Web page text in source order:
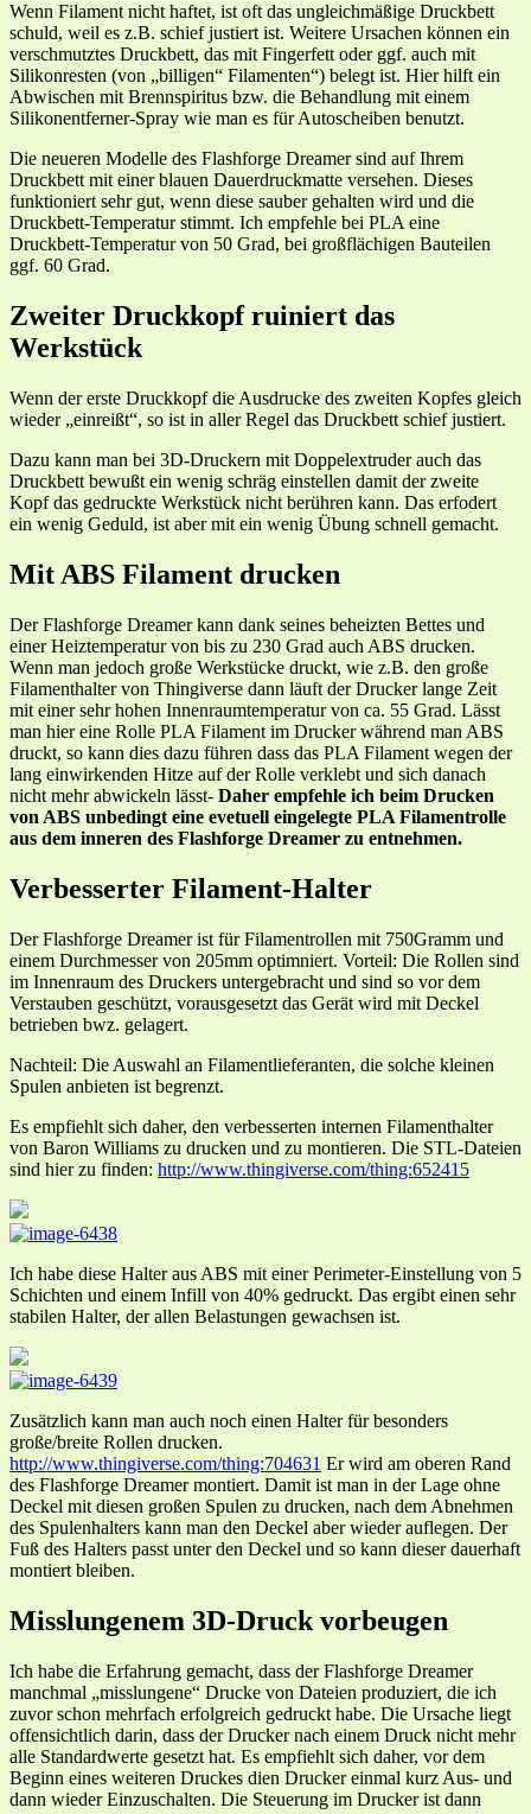
Wenn Filament nicht haftet, ist oft das ungleichmäßige Druckbett
schuld, weil es z.B. schief justiert ist. Weitere Ursachen können ein
verschmutztes Druckbett, das mit Fingerfett oder ggf. auch mit
Silikonresten (von „billigen“ Filamenten“) belegt ist. Hier hilft ein
Abwischen mit Brennspiritus bzw. die Behandlung mit einem
Silikonentferner-Spray wie man es für Autoscheiben benutzt.
Die neueren Modelle des Flashforge Dreamer sind auf Ihrem
Druckbett mit einer blauen Dauerdruckmatte versehen. Dieses
funktioniert sehr gut, wenn diese sauber gehalten wird und die
Druckbett-Temperatur stimmt. Ich empfehle bei PLA eine
Druckbett-Temperatur von 50 Grad, bei großflächigen Bauteilen
ggf. 60 Grad.
Zweiter Druckkopf ruiniert das
Werkstück
Wenn der erste Druckkopf die Ausdrucke des zweiten Kopfes gleich
wieder „einreißt“, so ist in aller Regel das Druckbett schief justiert.
Dazu kann man bei 3D-Druckern mit Doppelextruder auch das
Druckbett bewußt ein wenig schräg einstellen damit der zweite
Kopf das gedruckte Werkstück nicht berühren kann. Das erfodert
ein wenig Geduld, ist aber mit ein wenig Übung schnell gemacht.
Mit ABS Filament drucken
Der Flashforge Dreamer kann dank seines beheizten Bettes und
einer Heiztemperatur von bis zu 230 Grad auch ABS drucken.
Wenn man jedoch große Werkstücke druckt, wie z.B. den große
Filamenthalter von Thingiverse dann läuft der Drucker lange Zeit
mit einer sehr hohen Innenraumtemperatur von ca. 55 Grad. Lässt
man hier eine Rolle PLA Filament im Drucker während man ABS
druckt, so kann dies dazu führen dass das PLA Filament wegen der
lang einwirkenden Hitze auf der Rolle verklebt und sich danach
nicht mehr abwickeln lässt- Daher empfehle ich beim Drucken
von ABS unbedingt eine evetuell eingelegte PLA Filamentrolle
aus dem inneren des Flashforge Dreamer zu entnehmen.
Verbesserter Filament-Halter
Der Flashforge Dreamer ist für Filamentrollen mit 750Gramm und
einem Durchmesser von 205mm optimniert. Vorteil: Die Rollen sind
im Innenraum des Druckers untergebracht und sind so vor dem
Verstauben geschützt, vorausgesetzt das Gerät wird mit Deckel
betrieben bwz. gelagert.
Nachteil: Die Auswahl an Filamentlieferanten, die solche kleinen
Spulen anbieten ist begrenzt.
Es empfiehlt sich daher, den verbesserten internen Filamenthalter
von Baron Williams zu drucken und zu montieren. Die STL-Dateien
sind hier zu finden: http://www.thingiverse.com/thing:652415
Ich habe diese Halter aus ABS mit einer Perimeter-Einstellung von 5
Schichten und einem Infill von 40% gedruckt. Das ergibt einen sehr
stabilen Halter, der allen Belastungen gewachsen ist.
Zusätzlich kann man auch noch einen Halter für besonders
große/breite Rollen drucken.
http://www.thingiverse.com/thing:704631 Er wird am oberen Rand
des Flashforge Dreamer montiert. Damit ist man in der Lage ohne
Deckel mit diesen großen Spulen zu drucken, nach dem Abnehmen
des Spulenhalters kann man den Deckel aber wieder auflegen. Der
Fuß des Halters passt unter den Deckel und so kann dieser dauerhaft
montiert bleiben.
Misslungenem 3D-Druck vorbeugen
Ich habe die Erfahrung gemacht, dass der Flashforge Dreamer
manchmal „misslungene“ Drucke von Dateien produziert, die ich
zuvor schon mehrfach erfolgreich gedruckt habe. Die Ursache liegt
offensichtlich darin, dass der Drucker nach einem Druck nicht mehr
alle Standardwerte gesetzt hat. Es empfiehlt sich daher, vor dem
Beginn eines weiteren Druckes dien Drucker einmal kurz Aus- und
dann wieder Einzuschalten. Die Steuerung im Drucker ist dann